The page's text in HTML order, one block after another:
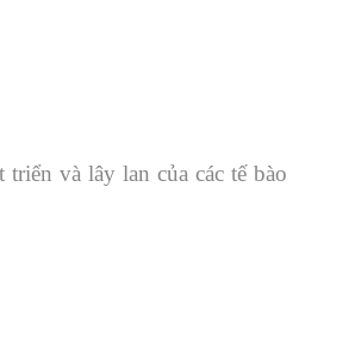
và lây lan của các tế bào